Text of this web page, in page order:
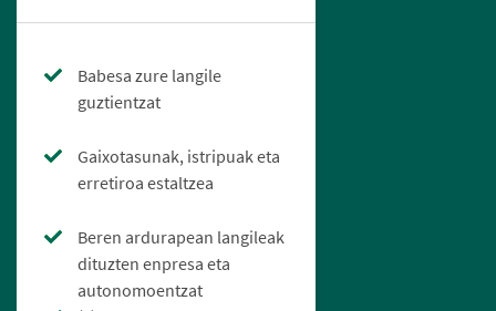
Babesa zure langile
guztientzat
Gaixotasunak, istripuak eta
erretiroa estaltzea
Beren ardurapean langileak
dituzten enpresa eta
autonomoentzat